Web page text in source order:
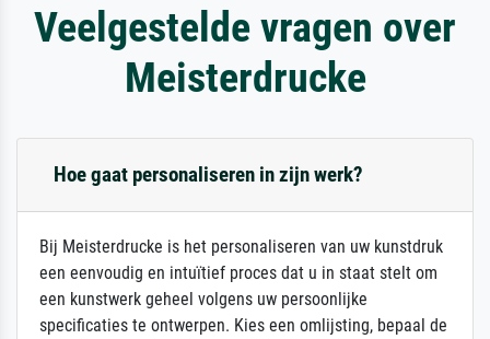
Veelgestelde vragen over
Meisterdrucke
Hoe gaat personaliseren in zijn werk?
Bij Meisterdrucke is het personaliseren van uw kunstdruk
een eenvoudig en intuïtief proces dat u in staat stelt om
een kunstwerk geheel volgens uw persoonlijke
specificaties te ontwerpen. Kies een omlijsting, bepaal de